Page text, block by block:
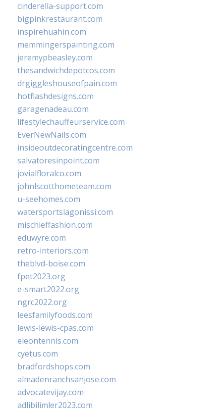
cinderella-support.com
bigpinkrestaurant.com
inspirehuahin.com
memmingerspainting.com
jeremypbeasley.com
thesandwichdepotcos.com
drgiggleshouseofpain.com
hotflashdesigns.com
garagenadeau.com
lifestylechauffeurservice.com
EverNewNails.com
insideoutdecoratingcentre.com
salvatoresinpoint.com
jovialfloralco.com
johnlscotthometeam.com
u-seehomes.com
watersportslagonissi.com
mischieffashion.com
eduwyre.com
retro-interiors.com
theblvd-boise.com
fpet2023.org
e-smart2022.org
ngrc2022.org
leesfamilyfoods.com
lewis-lewis-cpas.com
eleontennis.com
cyetus.com
bradfordshops.com
almadenranchsanjose.com
advocatevijay.com
adlibilimler2023.com